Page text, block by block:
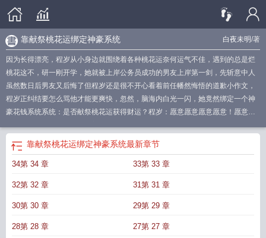
白夜未明/著
靠献祭桃花运绑定神豪系统
因为长得漂亮，程岁从小身边就围绕着各种桃花运奈何运气不佳，遇到的总是烂
桃花这不，研一刚开学，她就被上岸公务员成功的男友上岸第一剑，先斩意中人
虽然数日后男友又后悔了但程岁还是很不开心看着前任幡然悔悟的道歉小作文，
程岁正纠结要怎么骂他才能更爽快，忽然，脑海内白光一闪，她竟然绑定一个神
豪花钱系统系统：是否献祭桃花运获得财运？程岁：愿意愿意愿意愿意！愿意键
提示，作为任务要求，她必须在一个小时内花完这一万块程岁：这还不简单？于
是飞快给自己安排了一个新款苹果手机程岁拿着渣前任换的新手机心里美滋滋的
想，一个烂男人换一万块，这买卖就算只能做一笔也值；不成想这天以后，她遇
开，没有男人能阻止我赚钱#—程岁就这样过上了富婆生活，直到钱越来越多，她
好奇问了系统一句：“系统，我献祭的桃花运都去了哪里？”系统第一次喉头哽住：
行榜的江衍被誉为华国最值钱的男人，几乎每小时就要进账超过百万美金；作为
靠献祭桃花运绑定神豪系统最新章节
34第 34 章 33第 33 章
32第 32 章 31第 31 章
30第 30 章 29第 29 章
28第 28 章 27第 27 章